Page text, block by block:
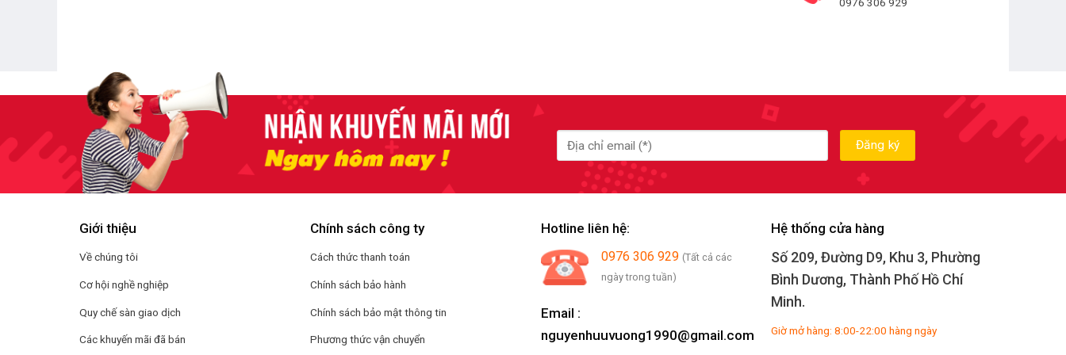
0976 306 929
Giới thiệu
Về chúng tôi
Cơ hội nghề nghiệp
Quy chế sàn giao dịch
Các khuyến mãi đã bán
Chính sách công ty
Cách thức thanh toán
Chính sách bảo hành
Chính sách bảo mật thông tin
Phương thức vận chuyển
Hotline liên hệ:
0976 306 929 (Tất cả các
ngày trong tuần)
Email :
nguyenhuuvuong1990@gmail.com
Hệ thống cửa hàng
Số 209, Đường D9, Khu 3, Phường
Bình Dương, Thành Phố Hồ Chí
Minh.
Giờ mở hàng: 8:00-22:00 hàng ngày